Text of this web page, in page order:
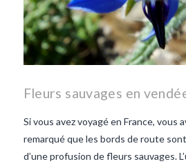
Fleurs sauvages en
Si vous avez voyagé en France, vous
remarqué que les bords de route
d’une profusion de fleurs sauvages.